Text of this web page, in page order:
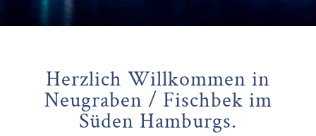
Herzlich Willkommen in
Neugraben / Fischbek im
Süden Hamburgs.